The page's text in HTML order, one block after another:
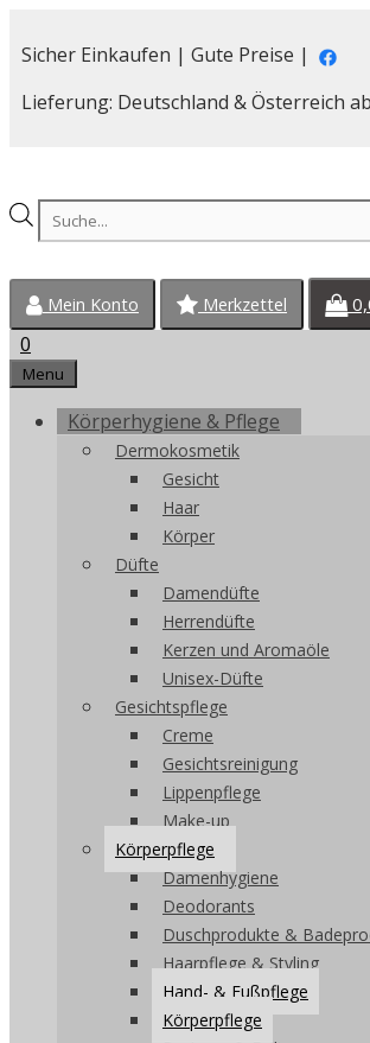
Inhalt
Sicher Einkaufen | Gute Preise |
Lieferung: Deutschland & Österreich
Products
search
Mein Konto Merkzettel
0
Menu
Körperhygiene & Pflege
Dermokosmetik
Gesicht
Haar
Körper
Düfte
Damendüfte
Herrendüfte
Kerzen und Aromaöle
Unisex-Düfte
Gesichtspflege
Creme
Gesichtsreinigung
Lippenpflege
Make-up
Körperpflege
Damenhygiene
Deodorants
Duschprodukte &
Haarpflege & Styling
Hand- & Fußpflege
Körperpflege